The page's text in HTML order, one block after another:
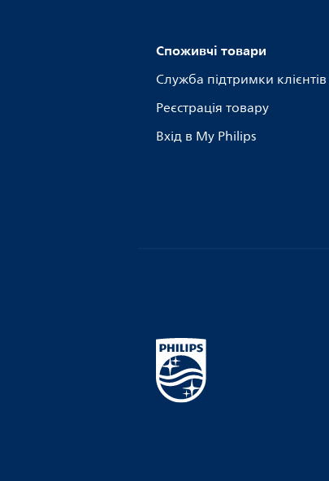
Споживчі товари
Служба підтримки клієнтів
Реєстрація товару
Вхід в My Philips